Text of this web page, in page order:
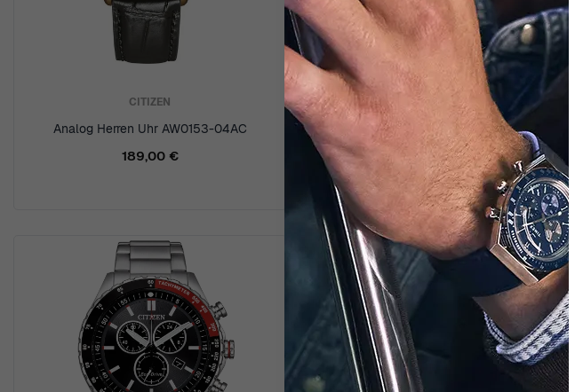
CITIZEN
Analog Herren Uhr AW0153-04AC
189,00 €